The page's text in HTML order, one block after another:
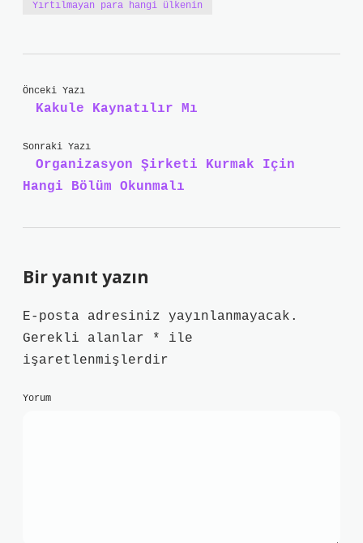
Yırtılmayan para hangi ülkenin
Önceki Yazı
Kakule Kaynatılır Mı
Sonraki Yazı
Organizasyon Şirketi Kurmak Için
Hangi Bölüm Okunmalı
Bir yanıt yazın
E-posta adresiniz yayınlanmayacak.
Gerekli alanlar
*
ile
işaretlenmişlerdir
Yorum